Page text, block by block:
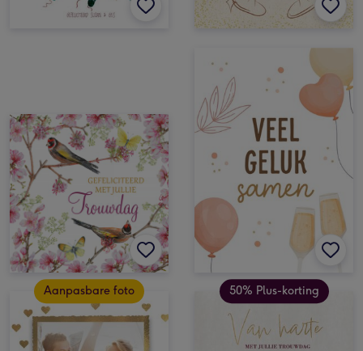
Aanpasbare foto 50% Plus-korting